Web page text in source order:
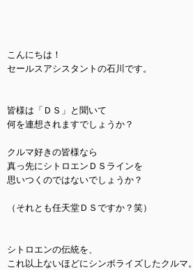
こんにちは！
セールスアシスタントの石川です。
皆様は「ＤＳ」と聞いて
何を連想されますでしょうか？
クルマ好きの皆様なら
真っ先にシトロエンＤＳラインを
思いつくのではないでしょうか？
（それとも任天堂ＤＳですか？笑）
シトロエンの伝統を、
これ以上ないほどにシンボライズしたクルマ。